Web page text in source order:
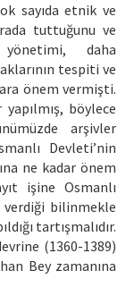
sayıda etnik ve
tuttuğunu ve
daha
tespiti ve
önem vermişti.
böylece
arşivler
Devleti’nin
ne kadar önem
işine Osmanlı
bilinmekle
tartışmalıdır.
(1360-1389)
Bey zamanına